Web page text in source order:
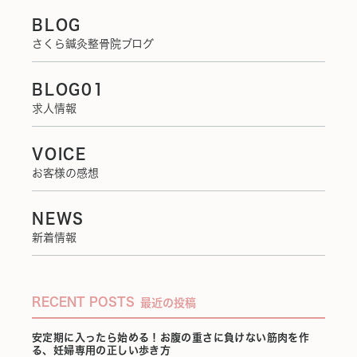
BLOG
さくら鍼灸整骨院ブログ
BLOG01
求人情報
VOICE
お客様の感想
NEWS
新着情報
RECENT POSTS 最近の投稿
安定期に入ったら始める！お腹の重さに負けない筋肉を作
る、妊婦専用の正しい歩き方